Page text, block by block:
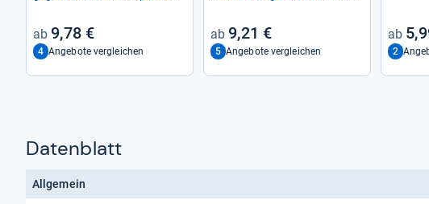
9,78 €
4 Angebote vergleichen
9,21 €
5 Angebote vergleichen 2
Datenblatt
Allgemein